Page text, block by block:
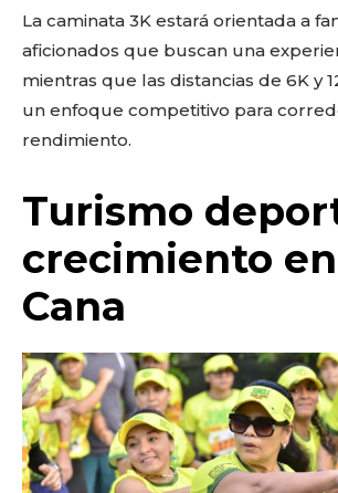
La caminata 3K estará orientada a
aficionados que buscan una
mientras que las distancias de 6K y
un enfoque competitivo para
rendimiento.
Turismo
crecimiento
Cana